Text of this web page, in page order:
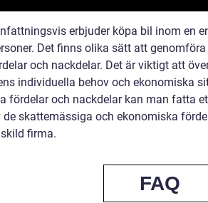
erbjuder köpa bil inom en
Det finns olika sätt att
och nackdelar. Det är viktigt att
individuella behov och ekonomiska
fördelar och nackdelar kan man fatta
de skattemässiga och ekonomiska
firma.
FAQ